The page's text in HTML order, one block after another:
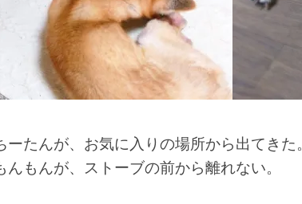
ーたんが、お気に入りの場所から出てきた。
んもんが、ストーブの前から離れない。